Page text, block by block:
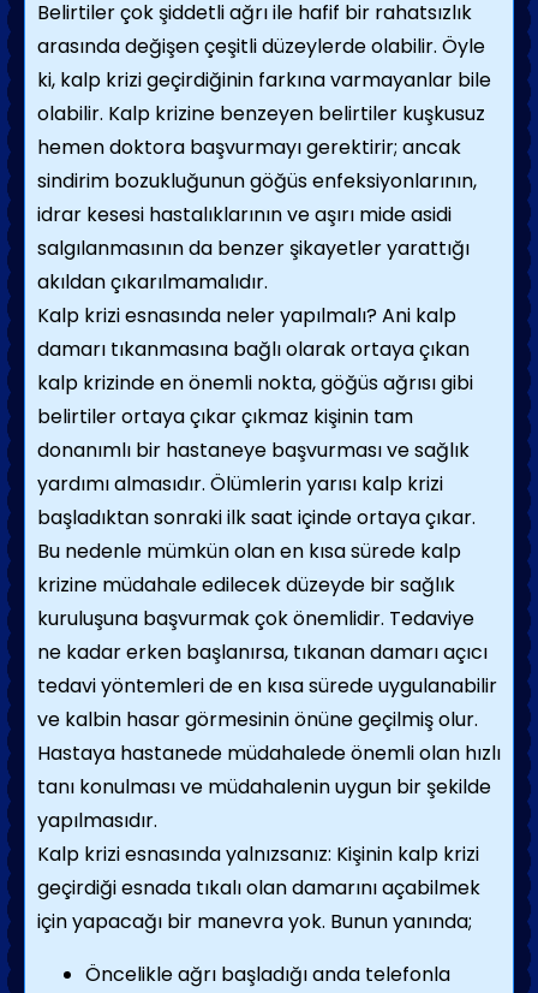
Belirtiler çok şiddetli ağrı ile hafif bir rahatsızlık
arasında değişen çeşitli düzeylerde olabilir. Öyle
ki, kalp krizi geçirdiğinin farkına varmayanlar bile
olabilir. Kalp krizine benzeyen belirtiler kuşkusuz
hemen doktora başvurmayı gerektirir; ancak
sindirim bozukluğunun göğüs enfeksiyonlarının,
idrar kesesi hastalıklarının ve aşırı mide asidi
salgılanmasının da benzer şikayetler yarattığı
akıldan çıkarılmamalıdır.
Kalp krizi esnasında neler yapılmalı? Ani kalp
damarı tıkanmasına bağlı olarak ortaya çıkan
kalp krizinde en önemli nokta, göğüs ağrısı gibi
belirtiler ortaya çıkar çıkmaz kişinin tam
donanımlı bir hastaneye başvurması ve sağlık
yardımı almasıdır. Ölümlerin yarısı kalp krizi
başladıktan sonraki ilk saat içinde ortaya çıkar.
Bu nedenle mümkün olan en kısa sürede kalp
krizine müdahale edilecek düzeyde bir sağlık
kuruluşuna başvurmak çok önemlidir. Tedaviye
ne kadar erken başlanırsa, tıkanan damarı açıcı
tedavi yöntemleri de en kısa sürede uygulanabilir
ve kalbin hasar görmesinin önüne geçilmiş olur.
Hastaya hastanede müdahalede önemli olan hızlı
tanı konulması ve müdahalenin uygun bir şekilde
yapılmasıdır.
Kalp krizi esnasında yalnızsanız: Kişinin kalp krizi
geçirdiği esnada tıkalı olan damarını açabilmek
için yapacağı bir manevra yok. Bunun yanında;
Öncelikle ağrı başladığı anda telefonla